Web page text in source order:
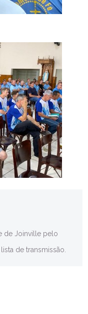
de Joinville pelo
de transmissão.